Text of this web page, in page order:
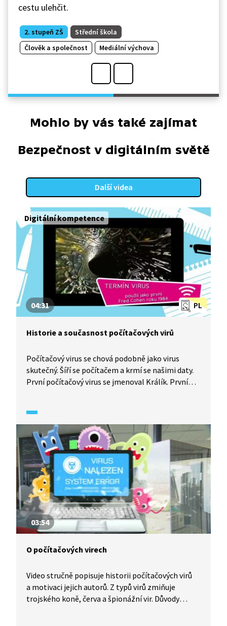
cestu ulehčit.
2. stupeň ZŠ
Střední škola
Člověk a společnost
Mediální výchova
Mohlo by vás také zajímat
Bezpečnost v digitálním světě
Další videa
Digitální kompetence
PL
04:31
Historie a současnost počítačových virů
Počítačový virus se chová podobně jako virus
skutečný. Šíří se počítačem a krmí se našimi daty.
První počítačový virus se jmenoval Králík. První
Historicky nejznámější byl virus Sušenka. Viry jsou
škodlivé programy a ty se označují slovem
„malware“. Mají různé strategie, jak se do vašeho
počítače dostat, a podle toho se jim říká například
„červ“ nebo „trojský kůň“. Antiviry také mají své
strategie, jak virus objevit a zničit. Ale nejlepší je
chovat se tak, aby se mi do počítače virus vůbec
nedostal. Jak?
03:54
O počítačových virech
Video stručně popisuje historii počítačových virů
a motivaci jejich autorů. Z typů virů zmiňuje
trojského koně, červa a špionážní vir. Důvody